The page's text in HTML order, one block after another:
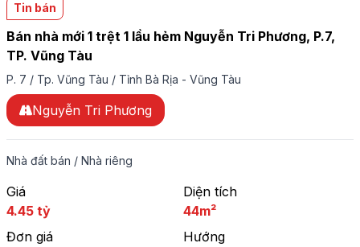
Tin bán
Bán nhà mới 1 trệt 1 lầu hẻm Nguyễn Tri Phương, P.7,
TP. Vũng Tàu
P. 7 / Tp. Vũng Tàu / Tỉnh Bà Rịa - Vũng Tàu
Nguyễn Tri Phương
Nhà đất bán / Nhà riêng
Giá
4.45 tỷ
Diện tích
44m²
Đơn giá
Hướng